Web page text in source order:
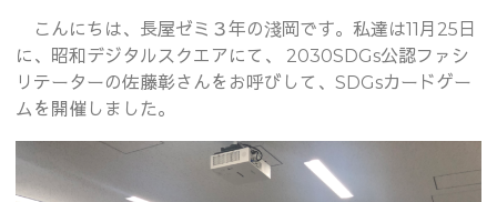
こんにちは、長屋ゼミ３年の淺岡です。私達は11月25日
に、昭和デジタルスクエアにて、 2030SDGs公認ファシ
リテーターの佐藤彰さんをお呼びして、SDGsカードゲー
ムを開催しました。